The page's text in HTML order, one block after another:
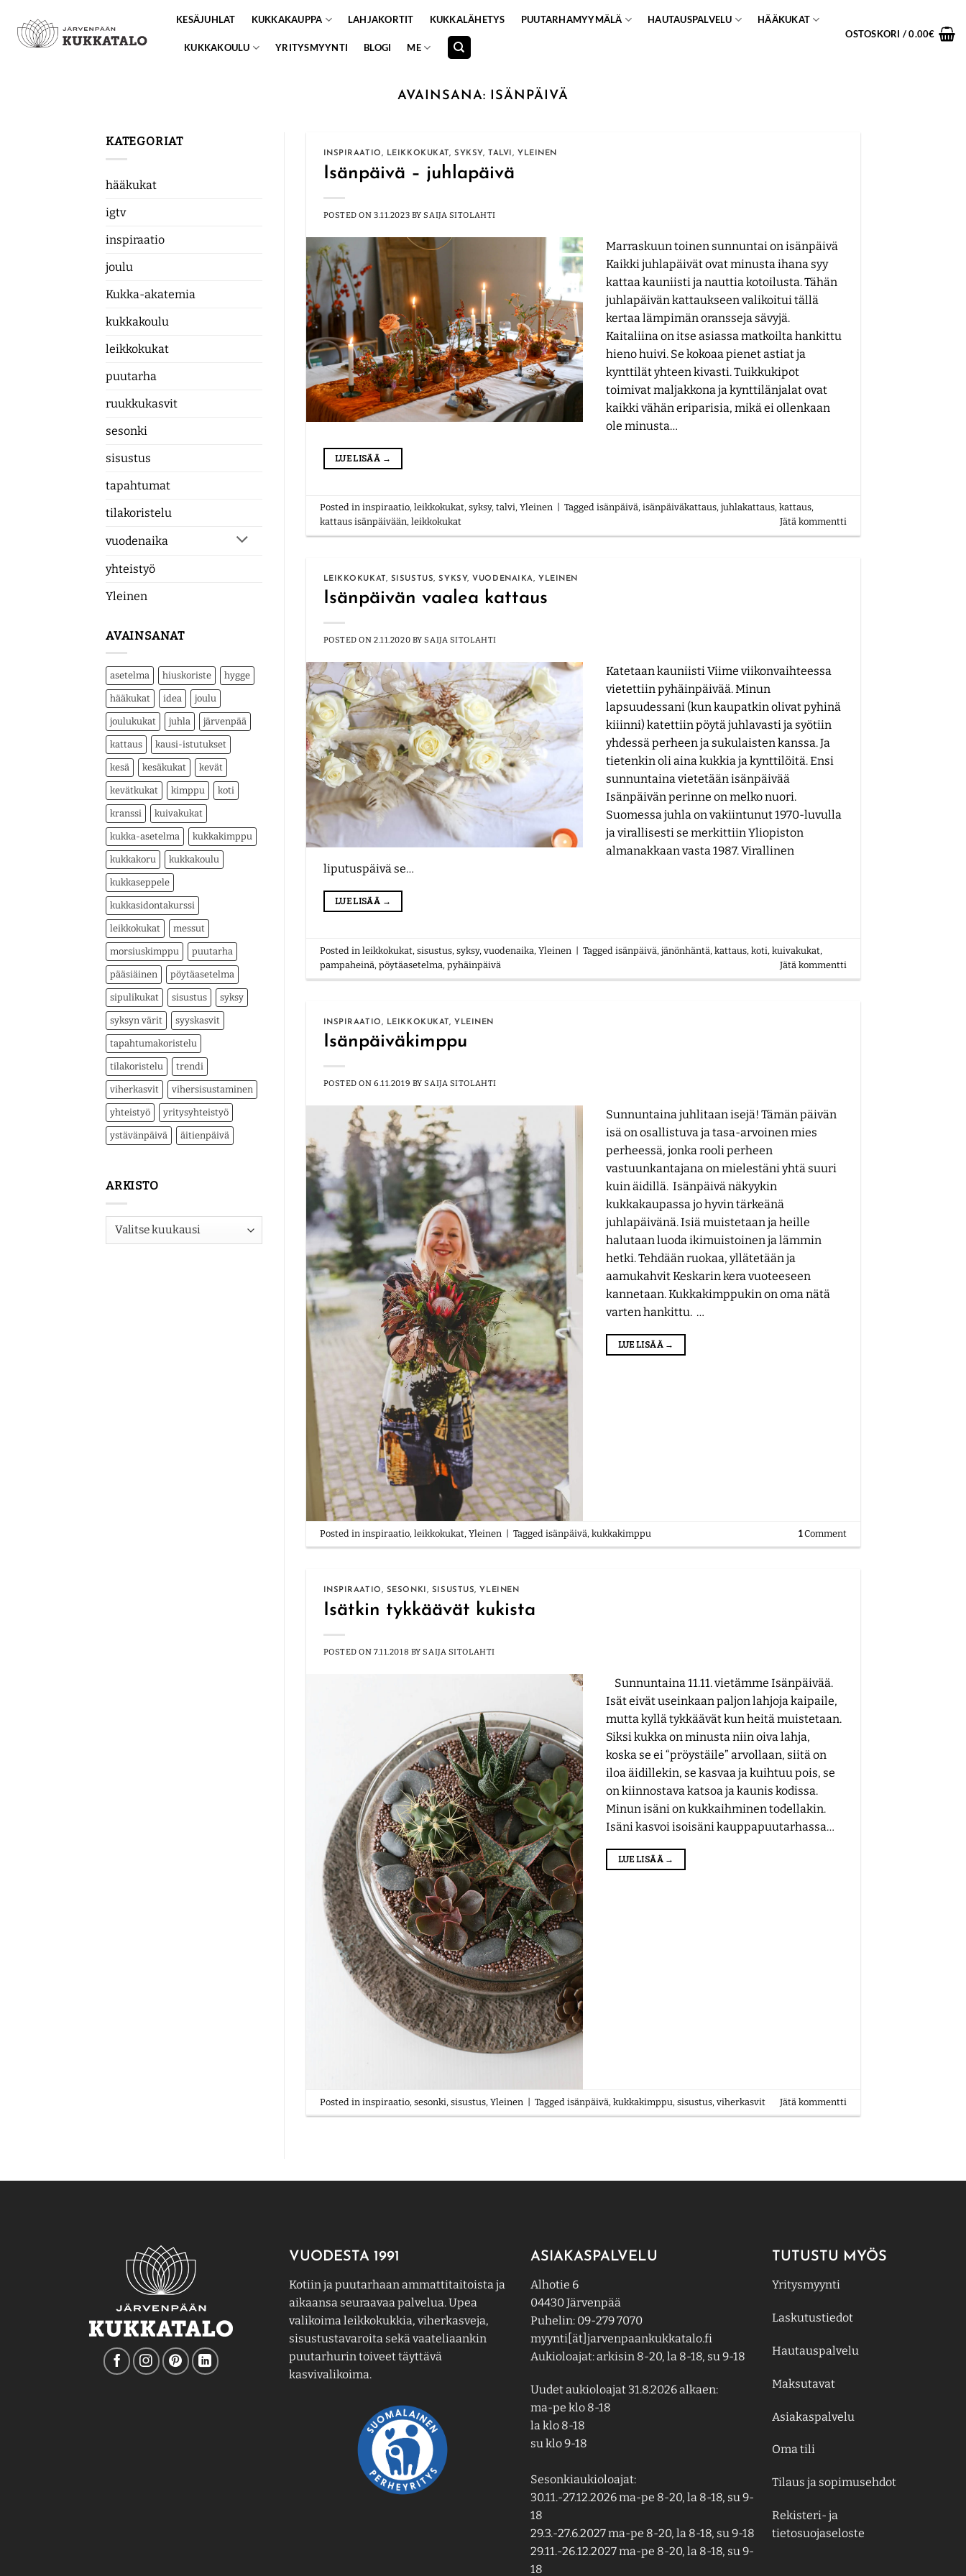
content
KESÄJUHLAT KUKKAKAUPPA LAHJAKORTIT KUKKALÄHETYS PUUTARHAMYYMÄLÄ HAUTAUSPALVELU HÄÄKUKAT
KUKKAKOULU YRITYSMYYNTI BLOGI ME
OSTOSKORI /0.00€
AVAINSANA: ISÄNPÄIVÄ
KATEGORIAT
hääkukat
igtv
inspiraatio
joulu
Kukka-akatemia
kukkakoulu
leikkokukat
puutarha
ruukkukasvit
sesonki
sisustus
tapahtumat
tilakoristelu
vuodenaika
yhteistyö
Yleinen
AVAINSANAT
asetelma hiuskoriste hygge
hääkukat idea joulu
joulukukat juhla järvenpää
kattaus kausi-istutukset
kesä kesäkukat kevät
kevätkukat kimppu koti
kranssi kuivakukat
kukka-asetelma kukkakimppu
kukkakoru kukkakoulu
kukkaseppele
kukkasidontakurssi
leikkokukat messut
morsiuskimppu puutarha
pääsiäinen pöytäasetelma
sipulikukat sisustus syksy
syksyn värit syyskasvit
tapahtumakoristelu
tilakoristelu trendi
viherkasvit vihersisustaminen
yhteistyö yritysyhteistyö
ystävänpäivä äitienpäivä
ARKISTO
Arkisto
INSPIRAATIO, LEIKKOKUKAT ,SYKSY, TALVI , YLEINEN
Isänpäivä – juhlapäivä
POSTED ON3.11.2023 BYSAIJA SITOLAHTI
Marraskuun toinen sunnuntai on isänpäivä
Kaikki juhlapäivät ovat minusta ihana syy
kattaa kauniisti ja nauttia kotoilusta. Tähän
juhlapäivän kattaukseen valikoitui tällä
kertaa lämpimän oransseja sävyjä.
Kaitaliina on itse asiassa matkoilta hankittu
hieno huivi. Se kokoaa pienet astiat ja
kynttilät yhteen kivasti. Tuikkukipot
toimivat maljakkona ja kynttilänjalat ovat
kaikki vähän eriparisia, mikä ei ollenkaan
ole minusta…
LUE LISÄÄ →
Posted in inspiraatio, leikkokukat, syksy, talvi, Yleinen Tagged isänpäivä, isänpäiväkattaus, juhlakattaus, kattaus,
kattaus isänpäivään, leikkokukat Jätä kommentti
LEIKKOKUKAT , SISUSTUS,SYKSY, VUODENAIKA, YLEINEN
Isänpäivän vaalea kattaus
POSTED ON2.11.2020 BYSAIJA SITOLAHTI
Katetaan kauniisti Viime viikonvaihteessa
vietettiin pyhäinpäivää. Minun
lapsuudessani (kun kaupatkin olivat pyhinä
kiiinni) katettiin pöytä juhlavasti ja syötiin
yhdessä perheen ja sukulaisten kanssa. Ja
tietenkin oli aina kukkia ja kynttilöitä. Ensi
sunnuntaina vietetään isänpäivää
Isänpäivän perinne on melko nuori.
Suomessa juhla on vakiintunut 1970-luvulla
ja virallisesti se merkittiin Yliopiston
almanakkaan vasta 1987. Virallinen
liputuspäivä se…
LUE LISÄÄ →
Posted in leikkokukat, sisustus, syksy, vuodenaika, Yleinen Tagged isänpäivä, jänönhäntä, kattaus, koti, kuivakukat,
pampaheinä, pöytäasetelma, pyhäinpäivä Jätä kommentti
INSPIRAATIO, LEIKKOKUKAT , YLEINEN
Isänpäiväkimppu
POSTED ON6.11.2019 BYSAIJA SITOLAHTI
Sunnuntaina juhlitaan isejä! Tämän päivän
isä on osallistuva ja tasa-arvoinen mies
perheessä, jonka rooli perheen
vastuunkantajana on mielestäni yhtä suuri
kuin äidillä. Isänpäivä näkyykin
kukkakaupassa jo hyvin tärkeänä
juhlapäivänä. Isiä muistetaan ja heille
halutaan luoda ikimuistoinen ja lämmin
hetki. Tehdään ruokaa, yllätetään ja
aamukahvit Keskarin kera vuoteeseen
kannetaan. Kukkakimppukin on oma nätä
varten hankittu. …
LUE LISÄÄ →
Posted in inspiraatio, leikkokukat, Yleinen Tagged isänpäivä, kukkakimppu 1Comment
INSPIRAATIO, SESONKI, SISUSTUS, YLEINEN
Isätkin tykkäävät kukista
POSTED ON7.11.2018 BYSAIJA SITOLAHTI
Sunnuntaina 11.11. vietämme Isänpäivää.
Isät eivät useinkaan paljon lahjoja kaipaile,
mutta kyllä tykkäävät kun heitä muistetaan.
Siksi kukka on minusta niin oiva lahja,
koska se ei “pröystäile” arvollaan, siitä on
iloa äidillekin, se kasvaa ja kuihtuu pois, se
on kiinnostava katsoa ja kaunis kodissa.
Minun isäni on kukkaihminen todellakin.
Isäni kasvoi isoisäni kauppapuutarhassa…
LUE LISÄÄ →
Posted in inspiraatio, sesonki, sisustus, Yleinen Tagged isänpäivä, kukkakimppu, sisustus, viherkasvit Jätä kommentti
VUODESTA 1991
Kotiin ja puutarhaan ammattitaitoista ja
aikaansa seuraavaa palvelua. Upea
valikoima leikkokukkia, viherkasveja,
sisustustavaroita sekä vaateliaankin
puutarhurin toiveet täyttävä
kasvivalikoima.
ASIAKASPALVELU
Alhotie 6
04430 Järvenpää
Puhelin: 09-279 7070
myynti[ät]jarvenpaankukkatalo.fi
Aukioloajat: arkisin 8-20, la 8-18, su 9-18
Uudet aukioloajat 31.8.2026 alkaen:
ma-pe klo 8-18
la klo 8-18
su klo 9-18
Sesonkiaukioloajat:
30.11.-27.12.2026 ma-pe 8-20, la 8-18, su 9-
18
29.3.-27.6.2027 ma-pe 8-20, la 8-18, su 9-18
29.11.-26.12.2027 ma-pe 8-20, la 8-18, su 9-
18
TUTUSTU MYÖS
Yritysmyynti
Laskutustiedot
Hautauspalvelu
Maksutavat
Asiakaspalvelu
Oma tili
Tilaus ja sopimusehdot
Rekisteri- ja
tietosuojaseloste